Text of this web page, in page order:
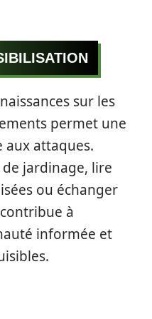
sur les
permet une
aux attaques.
jardinage, lire
ou échanger
à
informée et